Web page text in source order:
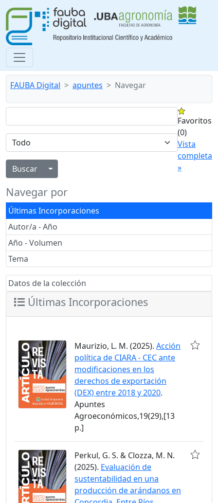
FAUBA Digital apuntes Navegar
Alternar menú desplegable
Favoritos
(0)
Vista
completa
»
Navegar por
Últimas Incorporaciones
Autor/a - Año
Año - Volumen
Tema
Datos de la colección
Últimas Incorporaciones
Maurizio, L. M. (2025). Acción
política de CIARA - CEC ante
modificaciones en los
derechos de exportación
(DEX) entre 2018 y 2020.
Apuntes
Agroeconómicos,19(29),[13
p.]
Perkul, G. S. & Clozza, M. N.
(2025). Evaluación de
sustentabilidad en una
producción de arándanos en